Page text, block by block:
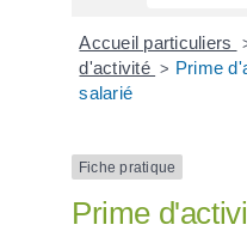
Accueil particuliers
d'activité > Prime
salarié
Fiche pratique
Prime